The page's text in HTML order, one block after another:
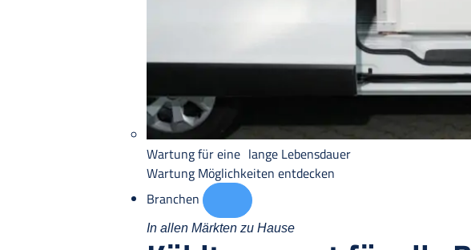
Wartung für eine lange Lebensdauer
Wartung Möglichkeiten entdecken
Branchen
In allen Märkten zu Hause